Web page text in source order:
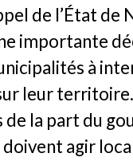
de l’État de
importante
à
leur
de la part du
agir